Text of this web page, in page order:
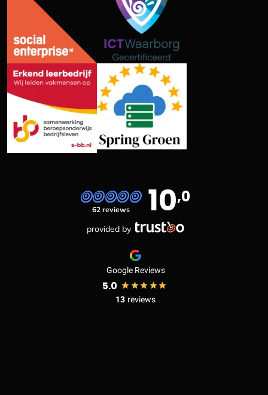
62 reviews 10,0
provided by
Google Reviews
5.0
13 reviews